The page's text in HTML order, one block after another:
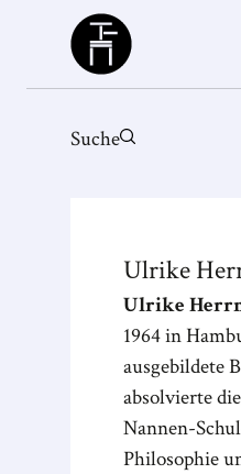
Büchergilde
Suche
Ulrike
Ulrike
1964 in
ausgebildete
absolvierte
Nannen-
Philosophie